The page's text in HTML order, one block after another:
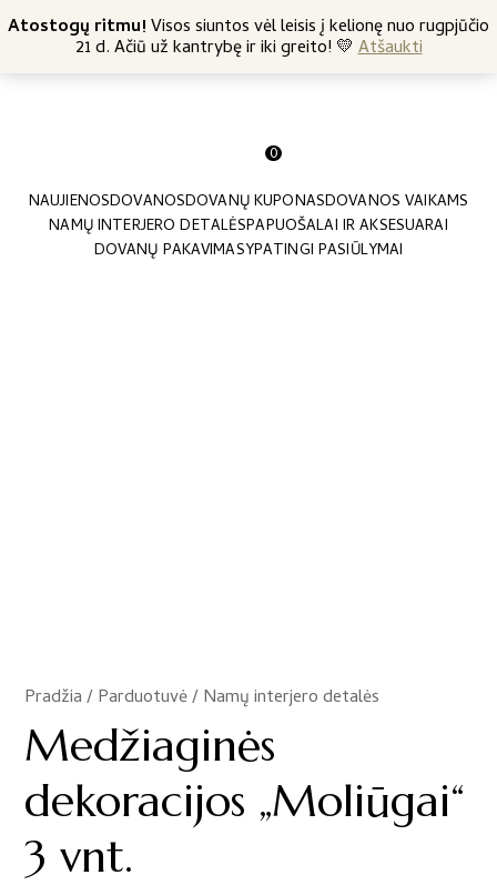
Atostogų ritmu!Visos siuntos vėl leisis į kelionę nuo rugpjūčio
21 d. Ačiū už kantrybę ir iki greito! 💛Atšaukti
Nemokamas siuntimas nuo 45 Eur +370 682 57369
0
NAUJIENOSDOVANOSDOVANŲ KUPONASDOVANOS VAIKAMS
NAMŲ INTERJERO DETALĖSPAPUOŠALAI IR AKSESUARAI
DOVANŲ PAKAVIMASYPATINGI PASIŪLYMAI
Pradžia/Parduotuvė/Namų interjero detalės
/
Medžiaginės
dekoracijos „Moliūgai“
3 vnt.